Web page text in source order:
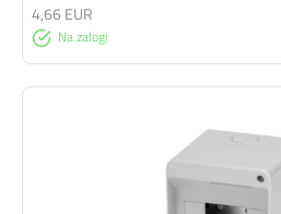
Na zalogi
4,66 EUR